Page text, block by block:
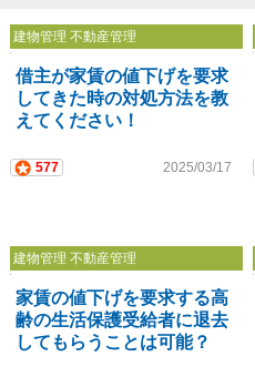
建物管理 不動産管理
借主が家賃の値下げを要求
してきた時の対処方法を教
えてください！
577 2025/03/17
建物管理 不動産管理
家賃の値下げを要求する高
齢の生活保護受給者に退去
してもらうことは可能？